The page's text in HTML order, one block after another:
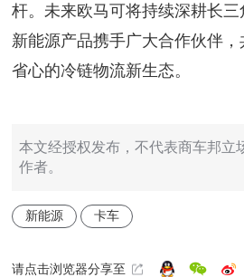
杆。未来欧马可将持续深耕长
新能源产品携手广大合作伙伴
省心的冷链物流新生态。
本文经授权发布，不代表商车邦立
作者。
新能源 卡车
请点击浏览器分享至